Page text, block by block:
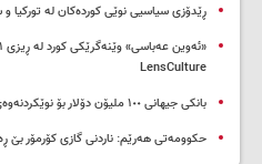
ڕێدۆزی سیاسیی نوێی کوردەکان لە تورکیا و
LensCulture
بانکی جیهانی ١٠٠ ملیۆن دۆلار بۆ نوێکردنەوەی سیستەمی پارەی سووریا تەرخان دەکات
حکوومەتی هەرێم: ناردنی گازی کۆرمۆر بێ